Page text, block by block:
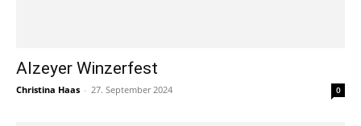
Alzeyer Winzerfest
Christina Haas - 27. September 2024 0